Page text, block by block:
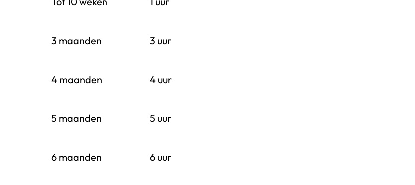
3 maanden 3 uur
4 maanden 4 uur
5 maanden 5 uur
6 maanden 6 uur